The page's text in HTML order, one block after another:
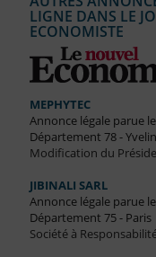
LIGNE DANS LE
ECONOMISTE
MEPHYTEC
Annonce légale parue
Département 78 -
Modification du
JIBINALI SARL
Annonce légale parue
Département 75 - Paris
Société à